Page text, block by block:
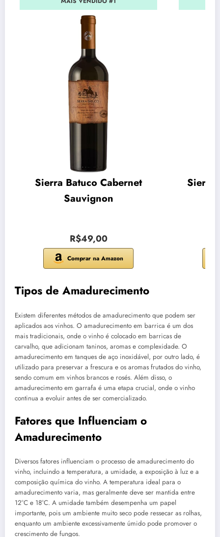
Sierra Batuco Cabernet
Sauvignon
R$49,00
Comprar na Amazon
Sierra
Tipos de Amadurecimento
Existem diferentes métodos de amadurecimento que podem ser
aplicados aos vinhos. O amadurecimento em barrica é um dos
mais tradicionais, onde o vinho é colocado em barricas de
carvalho, que adicionam taninos, aromas e complexidade. O
amadurecimento em tanques de aço inoxidável, por outro lado, é
utilizado para preservar a frescura e os aromas frutados do vinho,
sendo comum em vinhos brancos e rosés. Além disso, o
amadurecimento em garrafa é uma etapa crucial, onde o vinho
continua a evoluir antes de ser comercializado.
Fatores que Influenciam o
Amadurecimento
Diversos fatores influenciam o processo de amadurecimento do
vinho, incluindo a temperatura, a umidade, a exposição à luz e a
composição química do vinho. A temperatura ideal para o
amadurecimento varia, mas geralmente deve ser mantida entre
12°C e 18°C. A umidade também desempenha um papel
importante, pois um ambiente muito seco pode ressecar as rolhas,
enquanto um ambiente excessivamente úmido pode promover o
crescimento de fungos.